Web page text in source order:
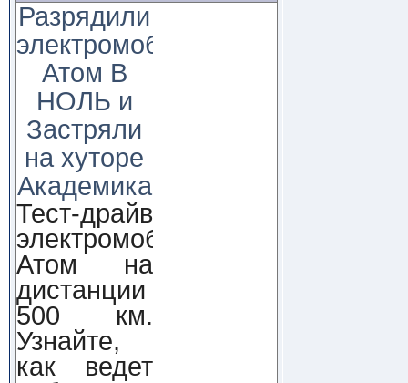
Разрядили
электромобиль
Атом В
НОЛЬ и
Застряли
на хуторе
Академика
Тест-драйв
электромобиля
Атом на
дистанции
500 км.
Узнайте,
как ведет